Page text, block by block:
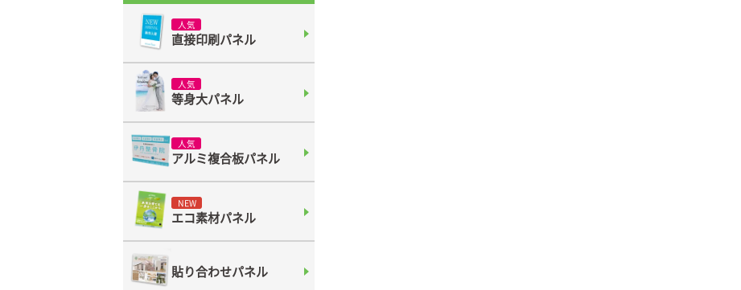
人気
直接印刷パネル
人気
等身大パネル
人気
アルミ複合板パネル
NEW
エコ素材パネル
貼り合わせパネル